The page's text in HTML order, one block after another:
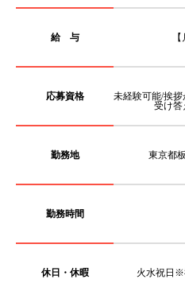
給 与
応募資格
未経験可能/挨拶
受け答
勤務地 東京都
勤務時間
休日・休暇 火水祝日※